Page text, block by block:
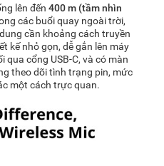
lên đến 400 m (tầm nhìn
các buổi quay ngoài trời,
cần khoảng cách truyền
kế nhỏ gọn, dễ gắn lên máy
cổng USB-C, và có màn
theo dõi tình trạng pin, mức
một cách trực quan.